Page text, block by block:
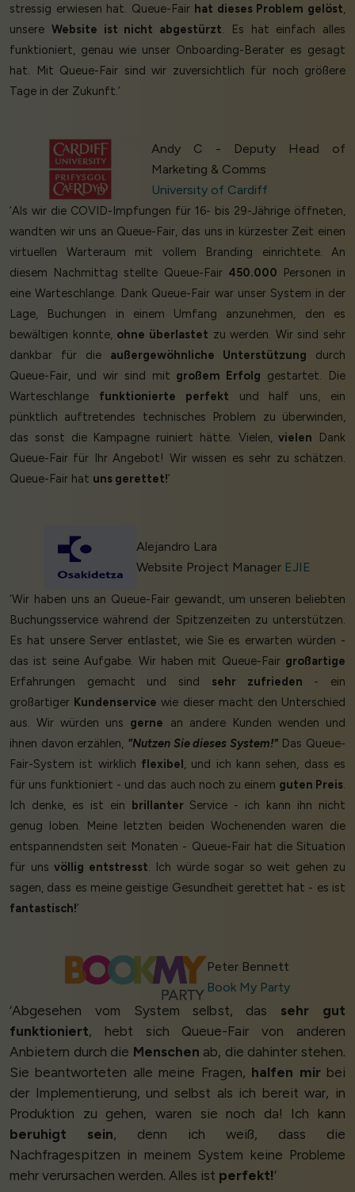
stressig erwiesen hat. Queue-Fair hat dieses Problem gelöst,
unsere Website ist nicht abgestürzt. Es hat einfach alles
funktioniert, genau wie unser Onboarding-Berater es gesagt
hat. Mit Queue-Fair sind wir zuversichtlich für noch größere
Tage in der Zukunft.’
Andy C - Deputy Head of
Marketing & Comms
University of Cardiff
‘Als wir die COVID-Impfungen für 16- bis 29-Jährige öffneten,
wandten wir uns an Queue-Fair, das uns in kürzester Zeit einen
virtuellen Warteraum mit vollem Branding einrichtete. An
diesem Nachmittag stellte Queue-Fair 450.000 Personen in
eine Warteschlange. Dank Queue-Fair war unser System in der
Lage, Buchungen in einem Umfang anzunehmen, den es
bewältigen konnte, ohne überlastet zu werden. Wir sind sehr
dankbar für die außergewöhnliche Unterstützung durch
Queue-Fair, und wir sind mit großem Erfolg gestartet. Die
Warteschlange funktionierte perfekt und half uns, ein
pünktlich auftretendes technisches Problem zu überwinden,
das sonst die Kampagne ruiniert hätte. Vielen,vielen Dank
Queue-Fair für Ihr Angebot! Wir wissen es sehr zu schätzen.
Queue-Fair hat uns gerettet!’
Alejandro Lara
Website Project Manager EJIE
‘Wir haben uns an Queue-Fair gewandt, um unseren beliebten
Buchungsservice während der Spitzenzeiten zu unterstützen.
Es hat unsere Server entlastet, wie Sie es erwarten würden -
das ist seine Aufgabe. Wir haben mit Queue-Fair großartige
Erfahrungen gemacht und sind sehr zufrieden - ein
großartiger Kundenservice wie dieser macht den Unterschied
aus. Wir würden uns gerne an andere Kunden wenden und
ihnen davon erzählen, "Nutzen Sie dieses System!"Das Queue-
Fair-System ist wirklich flexibel, und ich kann sehen, dass es
für uns funktioniert - und das auch noch zu einem guten Preis.
Ich denke, es ist ein brillanterService - ich kann ihn nicht
genug loben. Meine letzten beiden Wochenenden waren die
entspannendsten seit Monaten - Queue-Fair hat die Situation
für uns völlig entstresst. Ich würde sogar so weit gehen zu
sagen, dass es meine geistige Gesundheit gerettet hat - es ist
fantastisch!’
Peter Bennett
Book My Party
‘Abgesehen vom System selbst, das sehr gut
funktioniert, hebt sich Queue-Fair von anderen
Anbietern durch die Menschen ab, die dahinter stehen.
Sie beantworteten alle meine Fragen, halfen mirbei
der Implementierung, und selbst als ich bereit war, in
Produktion zu gehen, waren sie noch da! Ich kann
beruhigt sein, denn ich weiß, dass die
Nachfragespitzen in meinem System keine Probleme
mehr verursachen werden. Alles ist perfekt!’